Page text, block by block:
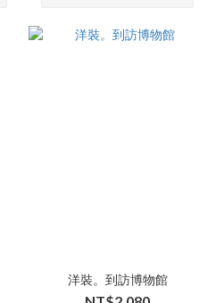
洋裝。到訪博物館